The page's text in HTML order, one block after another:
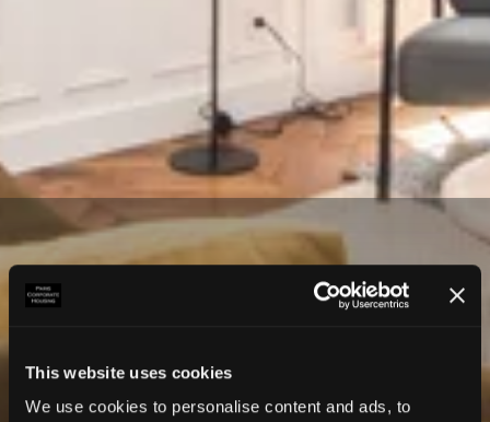
This website uses cookies
We use cookies to personalise content and ads, to